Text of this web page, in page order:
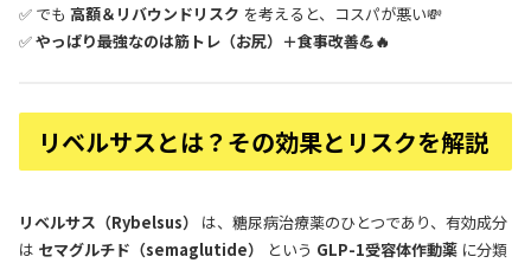
✅ でも 高額＆リバウンドリスク を考えると、コスパが悪い💸
✅やっぱり最強なのは筋トレ（お尻）＋食事改善💪🔥
リベルサスとは？その効果とリスクを解説
リベルサス（Rybelsus）
は、糖尿病治療薬のひとつであり、有効成分
は セマグルチド（semaglutide） という GLP-1受容体作動薬 に分類